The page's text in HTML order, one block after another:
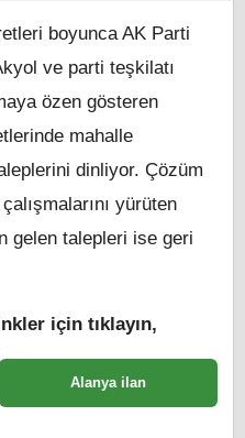
boyunca AK Parti
ve parti teşkilatı
özen gösteren
mahalle
dinliyor. Çözüm
yürüten
gelen talepleri ise geri
için tıklayın,
Alanya ilan